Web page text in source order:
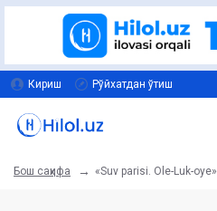
Кириш Рўйхатдан ўтиш
Бош саҳифа «Suv parisi. Ole-Luk-oye»